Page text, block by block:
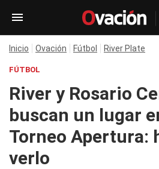
Inicio Ovación Fútbol River Plate
FÚTBOL
River y Rosario
buscan un lugar
Torneo Apertura:
verlo